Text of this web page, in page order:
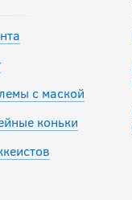
с маской
коньки